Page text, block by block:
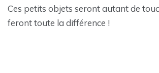
Ces petits objets seront autant de
feront toute la différence !